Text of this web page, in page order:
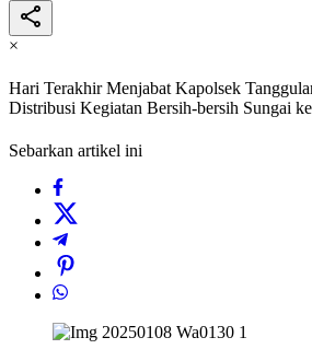
×
Hari Terakhir Menjabat Kapolsek
Distribusi Kegiatan Bersih-bersih Sungai
Sebarkan artikel ini